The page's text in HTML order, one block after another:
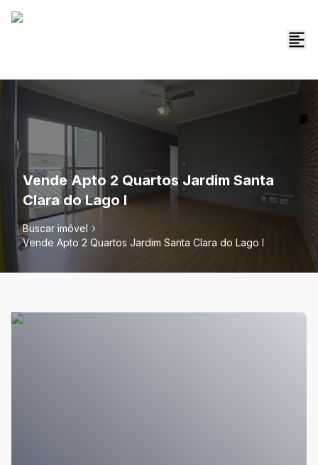
Vende Apto 2 Quartos Jardim Santa
Clara do Lago I
Buscar imóvel
Vende Apto 2 Quartos Jardim Santa Clara do Lago I